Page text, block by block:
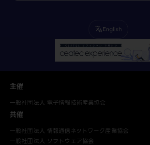
translateEnglish
主催
一般社団法人 電子情報技術産業協会
共催
一般社団法人 情報通信ネットワーク産業協会
一般社団法人 ソフトウェア協会